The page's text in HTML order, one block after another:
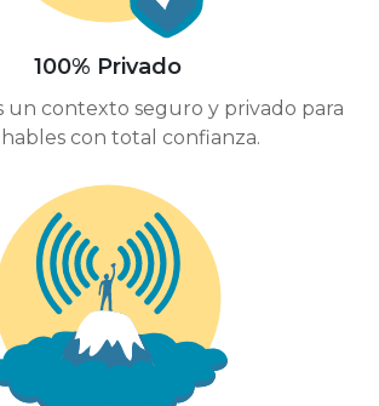
100% Privado
un contexto seguro y privado para
con total confianza.